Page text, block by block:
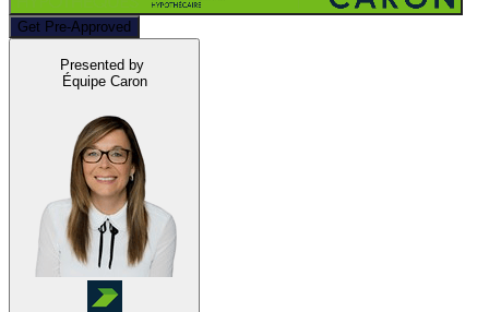
Get Pre-Approved
Presented by
Équipe Caron